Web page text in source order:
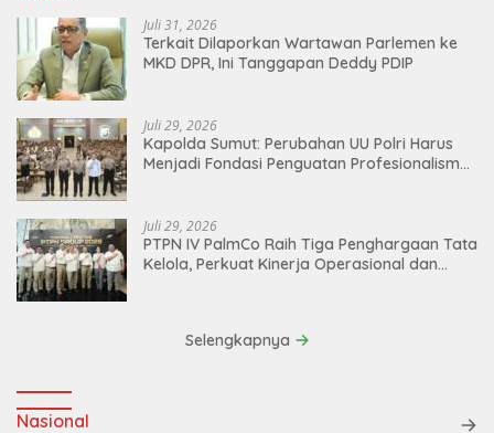
Juli 31, 2026
Terkait Dilaporkan Wartawan Parlemen ke
MKD DPR, Ini Tanggapan Deddy PDIP
Juli 29, 2026
Kapolda Sumut: Perubahan UU Polri Harus
Menjadi Fondasi Penguatan Profesionalisme
Juli 29, 2026
PTPN IV PalmCo Raih Tiga Penghargaan Tata
Kelola, Perkuat Kinerja Operasional dan
Selengkapnya
Nasional